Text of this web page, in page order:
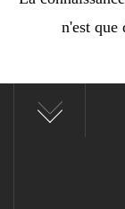
n'est